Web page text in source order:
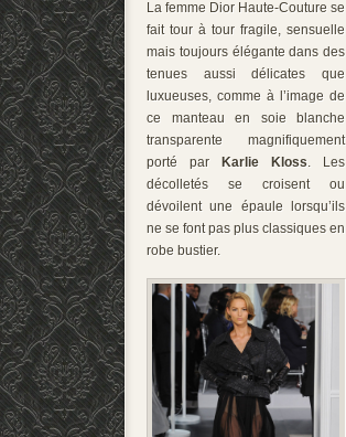
La femme Dior Haute-Couture se
fait tour à tour fragile, sensuelle
mais toujours élégante dans des
tenues aussi délicates que
luxueuses, comme à l’image de
ce manteau en soie blanche
transparente magnifiquement
porté par
Karlie Kloss. Les
décolletés se croisent ou
dévoilent une épaule lorsqu’ils
ne se font pas plus classiques en
robe bustier.